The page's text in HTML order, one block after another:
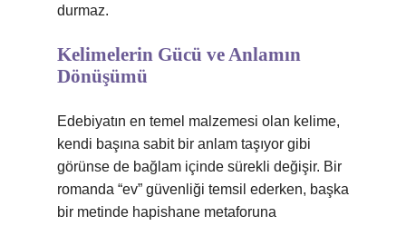
durmaz.
Kelimelerin Gücü ve Anlamın
Dönüşümü
Edebiyatın en temel malzemesi olan kelime,
kendi başına sabit bir anlam taşıyor gibi
görünse de bağlam içinde sürekli değişir. Bir
romanda “ev” güvenliği temsil ederken, başka
bir metinde hapishane metaforuna